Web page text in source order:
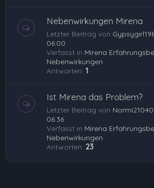
Nebenwirkungen Mirena
Letzter Beitrag von
06:00
Verfasst in Mirena
Nebenwirkungen
Antworten: 1
Ist Mirena das Problem?
Letzter Beitrag von
06:36
Verfasst in Mirena
Nebenwirkungen
Antworten: 23